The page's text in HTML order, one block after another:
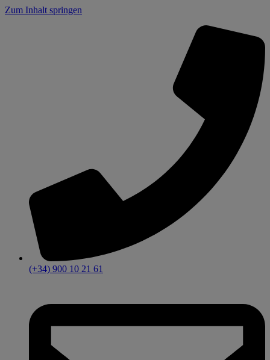
Zum Inhalt springen
(+34) 900 10 21 61